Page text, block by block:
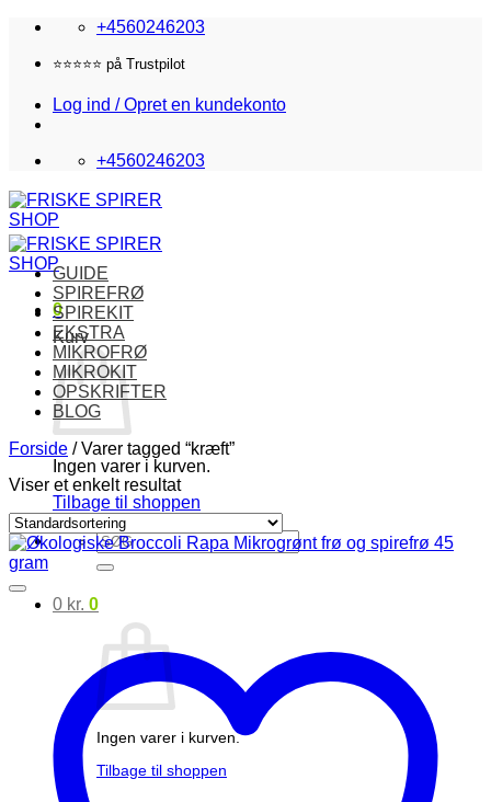
Fortsæt
indhold
+4560246203
⭐️⭐️⭐️⭐️⭐️ på Trustpilot
Log ind / Opret en kundekonto
+4560246203
0
Kurv
Ingen varer i kurven.
Tilbage til shoppen
Søg
efter:
0 kr. 0
Ingen varer i kurven.
Tilbage til shoppen
GUIDE
SPIREFRØ
SPIREKIT
EKSTRA
MIKROFRØ
MIKROKIT
OPSKRIFTER
BLOG
Forside /Varer tagged “kræft”
Viser et enkelt resultat